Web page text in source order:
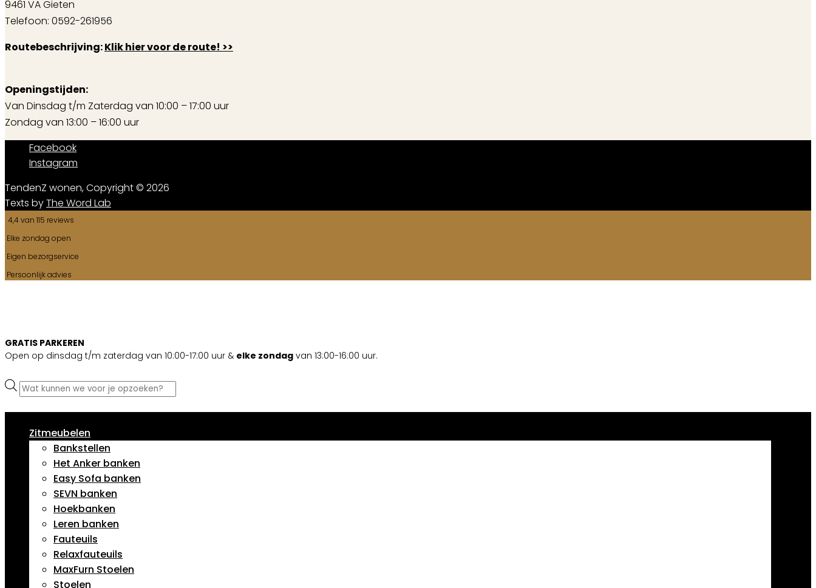
9461 VA Gieten
Telefoon: 0592-261956
Routebeschrijving:Klik hier voor de route! >>
Openingstijden:
Van Dinsdag t/m Zaterdag van 10:00 – 17:00 uur
Zondag van 13:00 – 16:00 uur
Facebook
Instagram
TendenZ wonen, Copyright © 2026
Texts byThe Word Lab
4,4 van 115 reviews
Elke zondag open
Eigen bezorgservice
Persoonlijk advies
GRATIS PARKEREN
Open op dinsdag t/m zaterdag van 10:00-17:00 uur & elke zondag van 13:00-16:00 uur.
Producten
zoeken
Zitmeubelen
Bankstellen
Het Anker banken
Easy Sofa banken
SEVN banken
Hoekbanken
Leren banken
Fauteuils
Relaxfauteuils
MaxFurn Stoelen
Stoelen